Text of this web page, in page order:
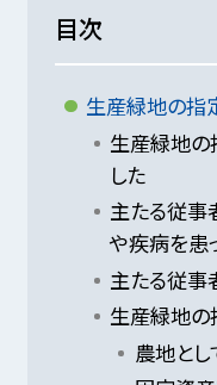
目次
生産緑地の指
生産緑地
した
主たる従事
や疾病を患
主たる従事
生産緑地の
農地と